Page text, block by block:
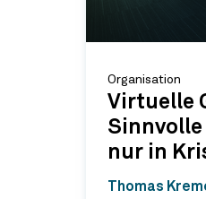
Organisation
Virtuelle
nur in
Thomas